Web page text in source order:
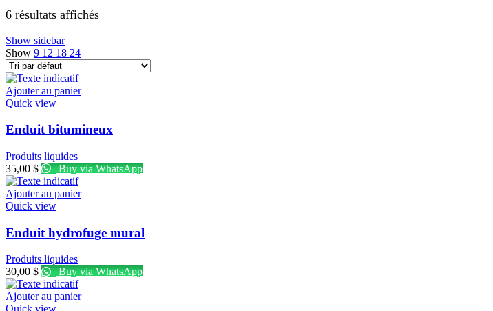
6 résultats affichés
Show sidebar
Show 9 12 18 24
Ajouter au panier
Quick view
Enduit bitumineux
Produits liquides
35,00 $ Buy via WhatsApp
Ajouter au panier
Quick view
Enduit hydrofuge mural
Produits liquides
30,00 $ Buy via WhatsApp
Ajouter au panier